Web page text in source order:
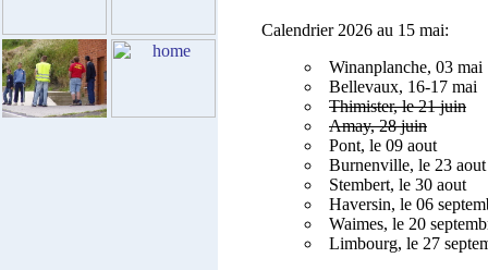
Calendrier 2026 au 15 mai:
Winanplanche, 03 mai
Bellevaux, 16-17 mai
Thimister, le 21 juin
Amay, 28 juin
Pont, le 09 aout
Burnenville, le 23 aout
Stembert, le 30 aout
Haversin, le 06
Waimes, le 20
Limbourg, le 27